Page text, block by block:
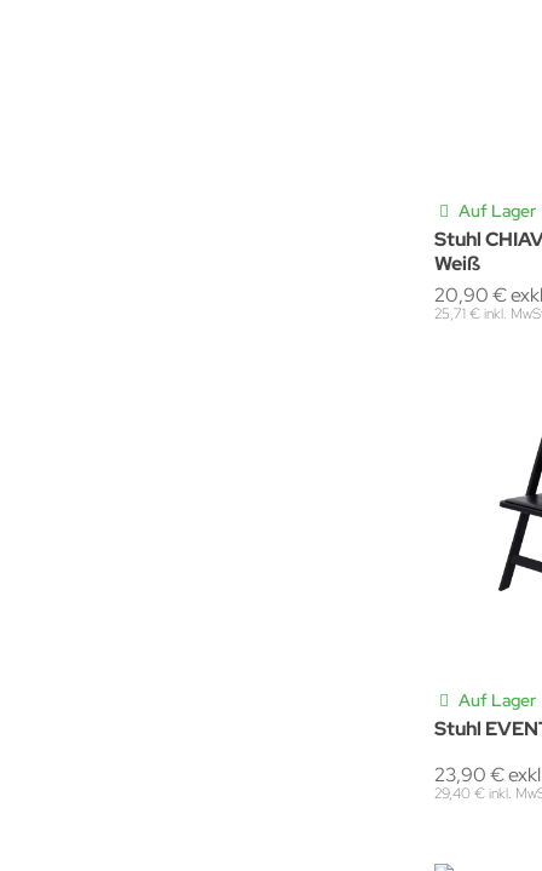
Auf Lager
Stuhl
Weiß
20,90 €
25,71 € inkl.
Auf Lager
Stuhl
23,90 €
29,40 € inkl.